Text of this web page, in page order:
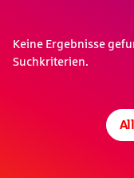
Keine Ergebnisse
Suchkriterien.